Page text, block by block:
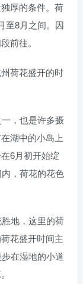
厚的条件。荷
至8月之间。因
前往。
荷花盛开的时
，也是许多摄
湖中的小岛上
6月初开始绽
，荷花的花色
地，这里的荷
花盛开时间主
在湿地的小道